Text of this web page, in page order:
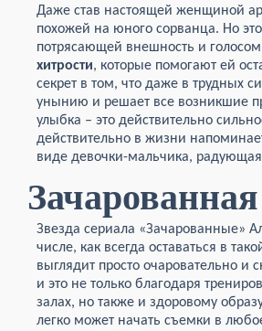
Даже став настоящей женщиной
похожей на юного сорванца. Но
потрясающей внешность и
хитрости, которые помогают ей
секрет в том, что даже в трудных
унынию и решает все возникшие
улыбка – это действительно
действительно в жизни
виде девочки-мальчика,
Зачарованная
Звезда сериала «Зачарованные»
числе, как всегда оставаться в
выглядит просто очаровательно и
и это не только благодаря
залах, но также и здоровому
легко может начать съемки в